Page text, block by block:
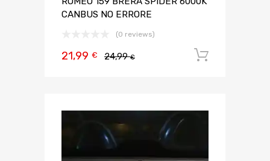
CANBUS NO ERRORE
(0 reviews)
24,99€
21,99 €